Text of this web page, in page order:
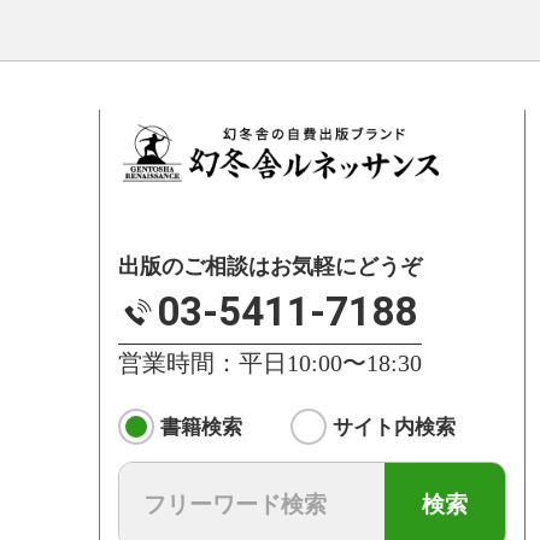
出版のご相談はお気軽にどうぞ
03-5411-7188
営業時間：平日10:00〜18:30
書籍検索 サイト内検索
検索